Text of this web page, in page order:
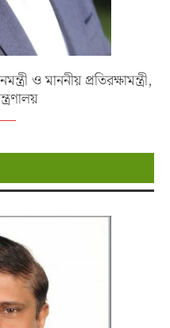
ও মাননীয় প্রতিরক্ষামন্ত্রী,